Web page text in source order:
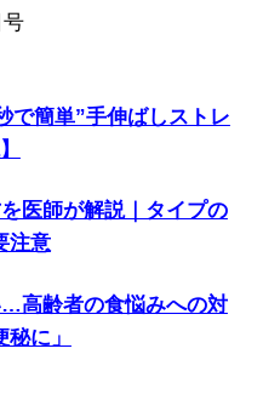
で簡単”手伸ばしストレ
医師が解説｜タイプの
注意
高齢者の食悩みへの対
に」